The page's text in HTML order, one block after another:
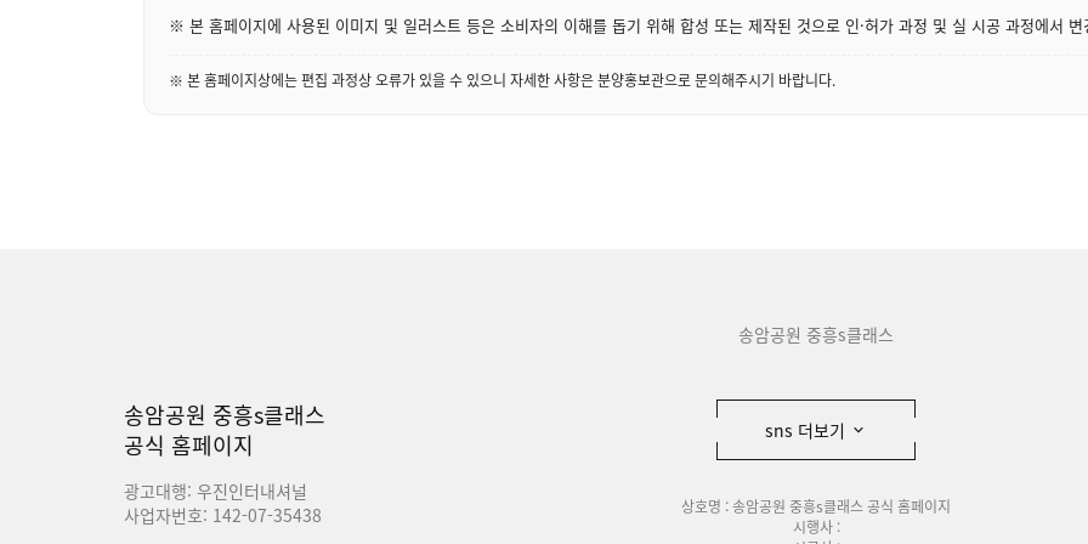
※ 본 홈페이지에 사용된 이미지 및 일러스트 등은 소비자의 이해를 돕기 위해 합성 또는 제작된 것으로 인·허가 과정 및 실 시공 과정에서
※ 본 홈페이지상에는 편집 과정상 오류가 있을 수 있으니 자세한 사항은 분양홍보관으로 문의해주시기 바랍니다.
송암공원 중흥s클래스
송암공원 중흥s클래스
공식 홈페이지
광고대행: 우진인터내셔널
사업자번호: 142-07-35438
sns 더보기
상호명 : 송암공원 중흥s클래스 공식 홈페이지
시행사 :